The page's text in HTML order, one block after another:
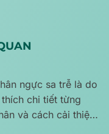
ngực sa trễ là do
thích chi tiết từng
và cách cải thiện